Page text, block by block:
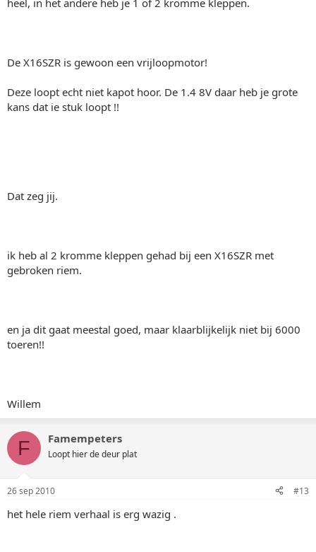
heel, in het andere heb je 1 of 2 kromme kleppen.
De X16SZR is gewoon een vrijloopmotor!
Deze loopt echt niet kapot hoor. De 1.4 8V daar heb je grote
kans dat ie stuk loopt !!
Dat zeg jij.
ik heb al 2 kromme kleppen gehad bij een X16SZR met
gebroken riem.
en ja dit gaat meestal goed, maar klaarblijkelijk niet bij 6000
toeren!!
Willem
F Famempeters
Loopt hier de deur plat
26 sep 2010 #13
het hele riem verhaal is erg wazig .